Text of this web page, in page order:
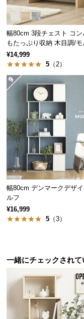
保
証
い
て
会
約
に
つ
い
て
お
客
ディスプレイラッ
お気に入りの小
のディスプレイの
できます。ジグザ
トになり、お気に
せて収納できます
ゆったり幅で収
幅80cm 3段チェスト コ
もたっぷり収納 木目調/
¥14,999
5 （2）
幅80cm デンマークデザ
ルフ
¥16,999
5 （3）
一緒にチェックされて